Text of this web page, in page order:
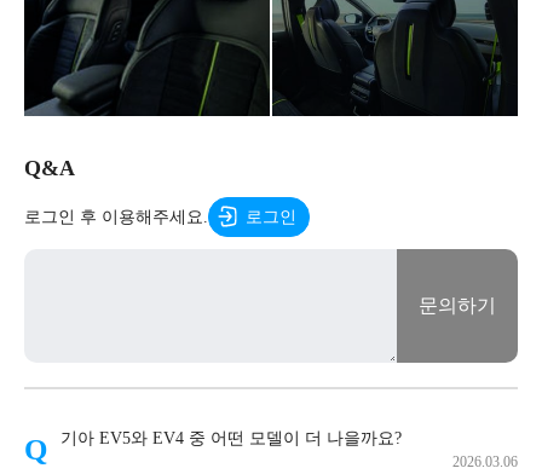
Q&A
로그인 후 이용해주세요. 로그인
문의하기
기아 EV5와 EV4 중 어떤 모델이 더 나을까요?
2026.03.06